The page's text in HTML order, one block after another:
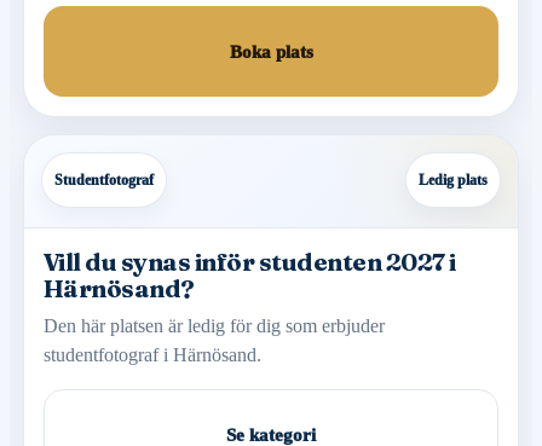
Boka plats
Studentfotograf Ledig plats
Vill du synas inför studenten 2027 i
Härnösand?
Den här platsen är ledig för dig som erbjuder
studentfotograf i Härnösand.
Se kategori